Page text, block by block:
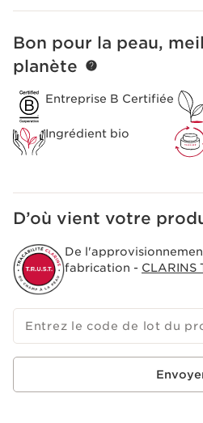
ALLER AU CONTENU
Bon pour la peau,
planète
Entreprise B Certifiée
Ingrédient bio
D’où vient votre
De
fabrication - CLARINS
Entrez le code de lot du